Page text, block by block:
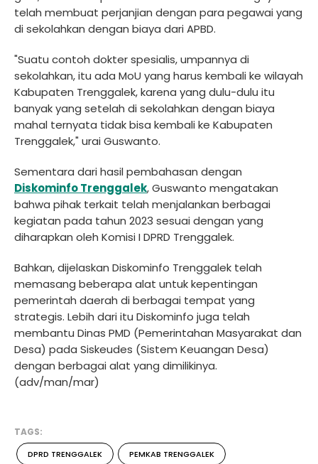
telah membuat perjanjian dengan para pegawai yang
di sekolahkan dengan biaya dari APBD.
"Suatu contoh dokter spesialis, umpannya di
sekolahkan, itu ada MoU yang harus kembali ke wilayah
Kabupaten Trenggalek, karena yang dulu-dulu itu
banyak yang setelah di sekolahkan dengan biaya
mahal ternyata tidak bisa kembali ke Kabupaten
Trenggalek," urai Guswanto.
Sementara dari hasil pembahasan dengan
Diskominfo Trenggalek, Guswanto mengatakan
bahwa pihak terkait telah menjalankan berbagai
kegiatan pada tahun 2023 sesuai dengan yang
diharapkan oleh Komisi I DPRD Trenggalek.
Bahkan, dijelaskan Diskominfo Trenggalek telah
memasang beberapa alat untuk kepentingan
pemerintah daerah di berbagai tempat yang
strategis. Lebih dari itu Diskominfo juga telah
membantu Dinas PMD (Pemerintahan Masyarakat dan
Desa) pada Siskeudes (Sistem Keuangan Desa)
dengan berbagai alat yang dimilikinya.
(adv/man/mar)
TAGS:
DPRD TRENGGALEK PEMKAB TRENGGALEK